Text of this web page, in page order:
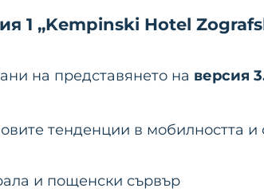
1 „Kempinski Hotel
на представянето на версия
тенденции в мобилността и
и пощенски сървър